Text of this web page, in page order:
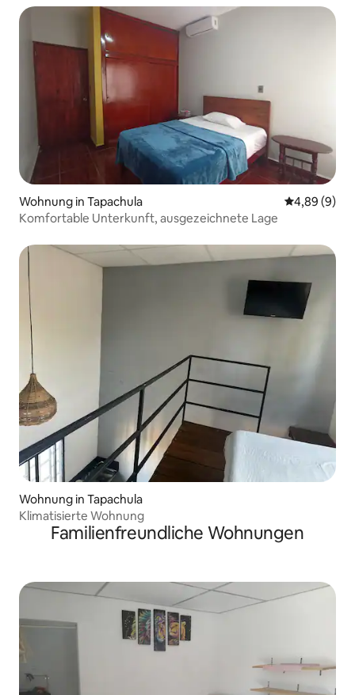
Wohnung in Tapachula
4,89 (9)
Komfortable Unterkunft, ausgezeichnete Lage
Wohnung in Tapachula
Klimatisierte Wohnung
Familienfreundliche Wohnungen